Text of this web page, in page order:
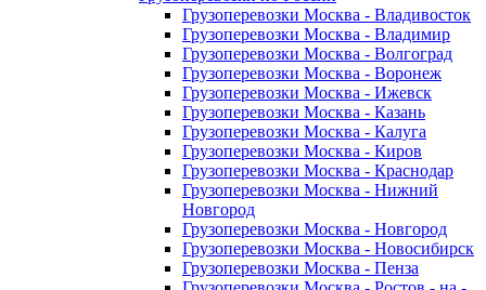
Грузоперевозки Москва - Владивосток
Грузоперевозки Москва - Владимир
Грузоперевозки Москва - Волгоград
Грузоперевозки Москва - Воронеж
Грузоперевозки Москва - Ижевск
Грузоперевозки Москва - Казань
Грузоперевозки Москва - Калуга
Грузоперевозки Москва - Киров
Грузоперевозки Москва - Краснодар
Грузоперевозки Москва - Нижний
Новгород
Грузоперевозки Москва - Новгород
Грузоперевозки Москва - Новосибирск
Грузоперевозки Москва - Пенза